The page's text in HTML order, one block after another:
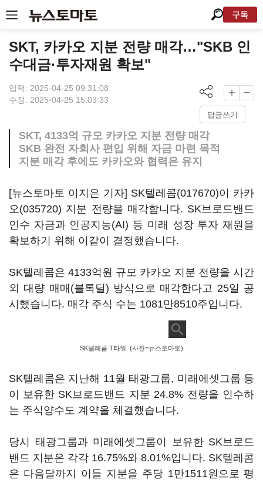
구독
SKT, 카카오 지분 전량 매각…"SKB 인
수대금·투자재원 확보"
입력: 2025-04-25 09:31:08
수정: 2025-04-25 15:03:33
답글쓰기
SKT, 4133억 규모 카카오 지분 전량 매각
SKB 완전 자회사 편입 위해 자금 마련 목적
지분 매각 후에도 카카오와 협력은 유지
[뉴스토마토 이지은 기자] SK텔레콤(017670)이 카카
오(035720) 지분 전량을 매각합니다. SK브로드밴드
인수 자금과 인공지능(AI) 등 미래 성장 투자 재원을
확보하기 위해 이같이 결정했습니다.
SK텔레콤은 4133억원 규모 카카오 지분 전량을 시간
외 대량 매매(블록딜) 방식으로 매각한다고 25일 공
시했습니다. 매각 주식 수는 1081만8510주입니다.
SK텔레콤 T타워. (사진=뉴스토마토)
SK텔레콤은 지난해 11월 태광그룹, 미래에셋그룹 등
이 보유한 SK브로드밴드 지분 24.8% 전량을 인수하
는 주식양수도 계약을 체결했습니다.
당시 태광그룹과 미래에셋그룹이 보유한 SK브로드
밴드 지분은 각각 16.75%와 8.01%입니다. SK텔레콤
은 다음달까지 이들 지분을 주당 1만1511원으로 평